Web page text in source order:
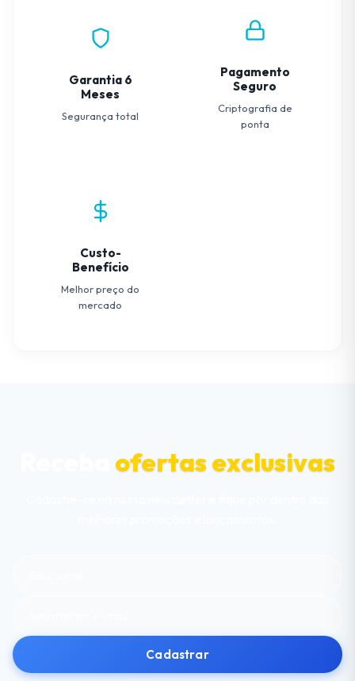
Garantia 6
Meses
Segurança total
Pagamento
Seguro
Criptografia de
ponta
Custo-
Benefício
Melhor preço do
mercado
ofertas exclusivas
Cadastrar